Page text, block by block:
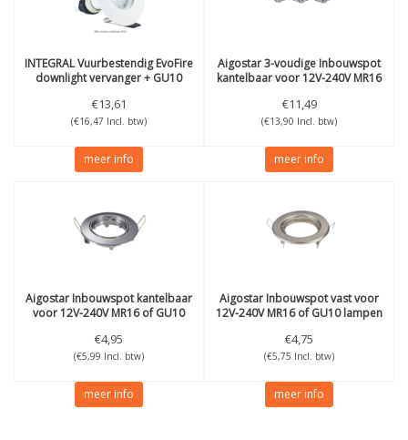
INTEGRALVuurbestendig EvoFire
downlight vervanger + GU10
€13,61
(€16,47 Incl. btw)
meer info
Aigostar3-voudige Inbouwspot
kantelbaar voor 12V-240V MR16
€11,49
(€13,90 Incl. btw)
meer info
Aigostar Inbouwspot kantelbaar
voor 12V-240V MR16 of GU10
€4,95
(€5,99 Incl. btw)
meer info
Aigostar Inbouwspot vast voor
12V-240V MR16 of GU10 lampen
€4,75
(€5,75 Incl. btw)
meer info